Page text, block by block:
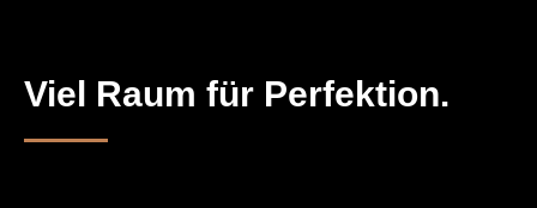
Viel Raum für Perfektion.